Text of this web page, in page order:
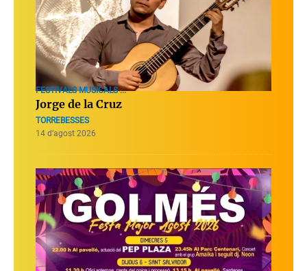
FESTIVALS MUSICALS ...
Jorge de la Cruz
TORREBESSES
14 d’agost 2026